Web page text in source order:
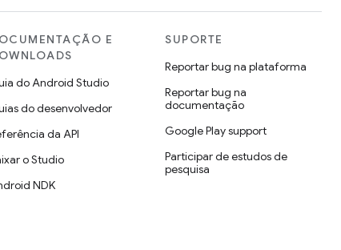
E
do Android Studio
do desenvolvedor
da API
o Studio
NDK
SUPORTE
Reportar bug na plataforma
Reportar bug na
documentação
Google Play support
Participar de estudos de
pesquisa